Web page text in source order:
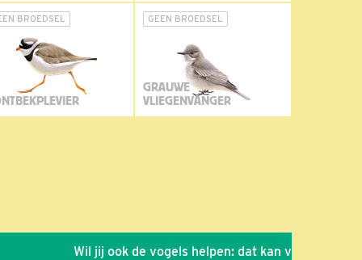
BROEDSEL GEEN BROEDSEL
GRAUWE
VLIEGENVANGER
Wil jij ook de vogels helpen: dat kan via de link!